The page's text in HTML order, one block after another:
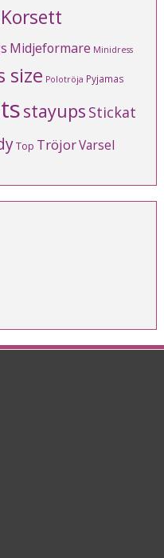
Korsett
Midjeformare Minidress
size Polotröja Pyjamas
stayups Stickat
Top TröjorVarsel